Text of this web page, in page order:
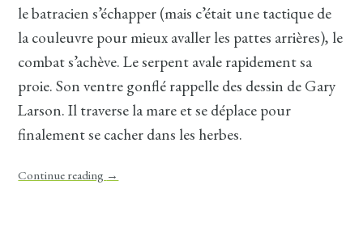
le batracien s’échapper (mais c’était une tactique de
la couleuvre pour mieux avaller les pattes arrières), le
combat s’achève. Le serpent avale rapidement sa
proie. Son ventre gonflé rappelle des dessin de Gary
Larson. Il traverse la mare et se déplace pour
finalement se cacher dans les herbes.
Continue reading →